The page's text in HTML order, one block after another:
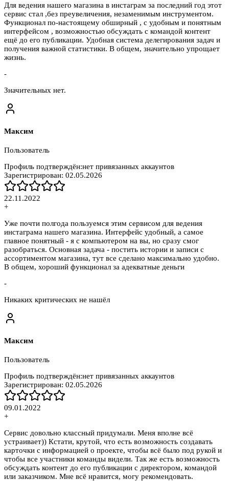
Для ведения нашего магазина в инстаграм за последний год этот
сервис стал ,без преувеличения, незаменимым инструментом.
Функционал по-настоящему обширный , с удобным и понятным
интерфейсом , возможностью обсуждать с командой контент
ещё до его публикации. Удобная система делегирования задач и
получения важной статистики. В общем, значительно упрощает
жизнь.
-
Значительных нет.
Максим
Пользователь
Профиль подтверждён:нет привязанных аккаунтов
Зарегистрирован: 02.05.2026
22.11.2022
+
Уже почти полгода пользуемся этим сервисом для ведения
инстаграма нашего магазина. Интерфейс удобный, а самое
главное понятный - я с компьютером на вы, но сразу смог
разобраться. Основная задача - постить истории и записи с
ассортиментом магазина, тут все сделано максимально удобно.
В общем, хороший функционал за адекватные деньги
-
Никаких критических не нашёл
Максим
Пользователь
Профиль подтверждён:нет привязанных аккаунтов
Зарегистрирован: 02.05.2026
09.01.2022
+
Сервис довольно классный придумали. Меня вполне всё
устраивает)) Кстати, крутой, что есть возможность создавать
карточки с информацией о проекте, чтобы всё было под рукой и
чтобы все участники команды видели. Так же есть возможность
обсуждать контент до его публикации с директором, командой
или заказчиком. Мне всё нравится, могу рекомендовать.